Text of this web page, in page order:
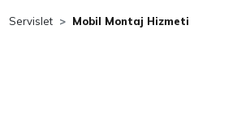
Servislet Mobil Montaj Hizmeti